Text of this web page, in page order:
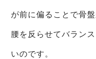
が前に偏ることで骨盤
腰を反らせてバラン
いのです。